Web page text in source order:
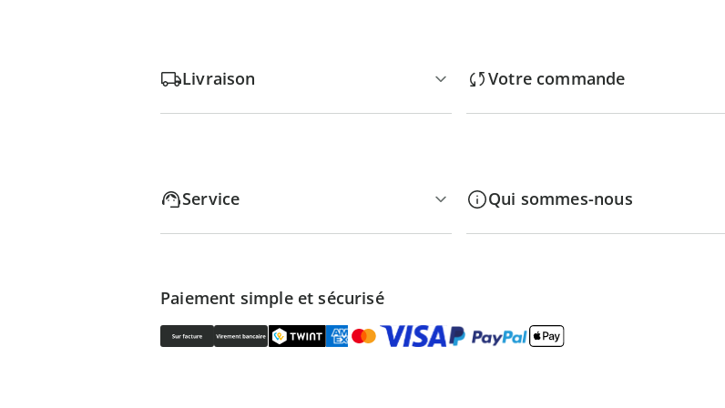
Livraison Votre commande
Service Qui sommes-nous
Paiement simple et sécurisé